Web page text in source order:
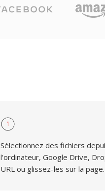
1
Sélectionnez des fichiers
l'ordinateur, Google Drive,
URL ou glissez-les sur la page.